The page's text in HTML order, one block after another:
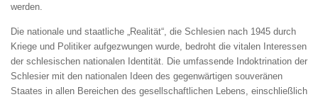
werden.
Die nationale und staatliche „Realität“, die Schlesien nach 1945 durch
Kriege und Politiker aufgezwungen wurde, bedroht die vitalen Interessen
der schlesischen nationalen Identität. Die umfassende Indoktrination der
Schlesier mit den nationalen Ideen des gegenwärtigen souveränen
Staates in allen Bereichen des gesellschaftlichen Lebens, einschließlich